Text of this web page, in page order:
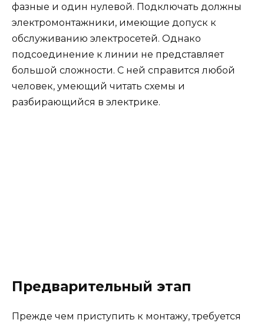
фазные и один нулевой. Подключать должны
электромонтажники, имеющие допуск к
обслуживанию электросетей. Однако
подсоединение к линии не представляет
большой сложности. С ней справится любой
человек, умеющий читать схемы и
разбирающийся в электрике.
Предварительный этап
Прежде чем приступить к монтажу, требуется